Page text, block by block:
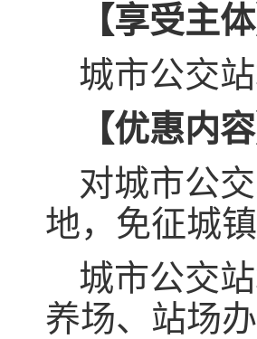
【享受主体
城市公交
【优惠内容
对城市公
地，免征城
城市公交
养场、站场